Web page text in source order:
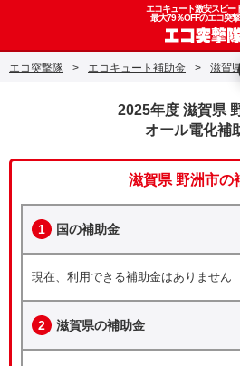
エコキュート激安スピー
最大79％OFFのエコ突
エコ突撃隊 > エコキュート補助金 > 滋賀県
2025年度 滋賀県
オール電化補
滋賀県 野洲市の
1 国の補助金
現在、利用できる補助金はありません
2 滋賀県の補助金